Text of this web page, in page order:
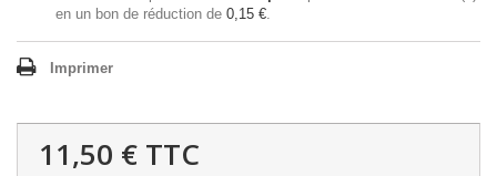
en un bon de réduction de 0,15 €.
Imprimer
11,50 € TTC